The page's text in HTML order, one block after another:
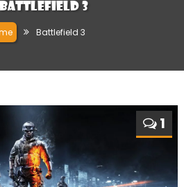
Battlefield 3
Battlefield 3
1